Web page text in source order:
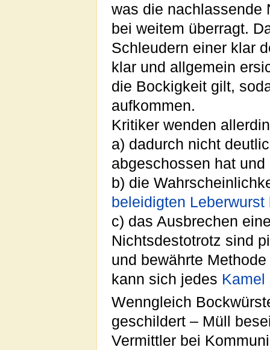
was die nachlassende
bei weitem überragt.
Schleudern einer klar
klar und allgemein
die Bockigkeit gilt,
aufkommen.
Kritiker wenden
a) dadurch nicht
abgeschossen hat und
b) die
beleidigten Leberwurst
c) das Ausbrechen
Nichtsdestotrotz sind
und bewährte
kann sich jedes Kamel
Wenngleich
geschildert – Müll
Vermittler bei